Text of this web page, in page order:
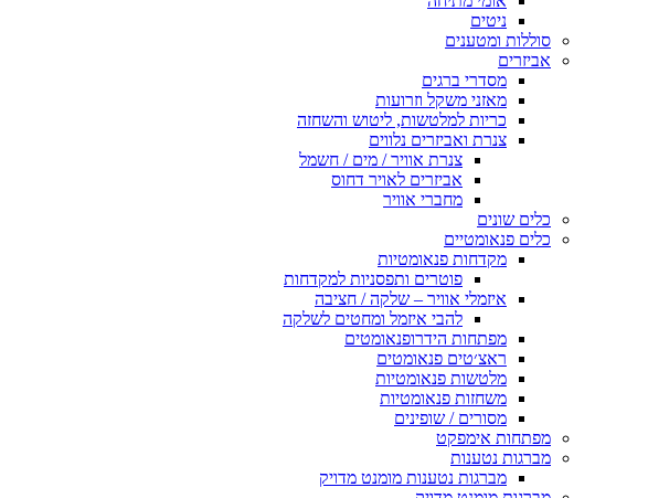
ניטים
סוללות ומטענים
אביזרים
מסדרי ברגים
מאזני משקל וזרועות
כריות למלטשות, ליטוש והשחזה
צנרת ואביזרים נלווים
צנרת אוויר / מים / חשמל
אביזרים לאויר דחוס
מחברי אוויר
כלים שונים
כלים פנאומטיים
מקדחות פנאומטיות
פוטרים ותפסניות למקדחות
איזמלי אוויר – שלקה / חציבה
להבי איזמל ומחטים לשלקה
מפתחות הידרופנאומטים
ראצ׳טים פנאומטים
מלטשות פנאומטיות
משחזות פנאומטיות
מסורים / שופינים
מפתחות אימפקט
מברגות נטענות
מברגות נטענות מומנט מדויק